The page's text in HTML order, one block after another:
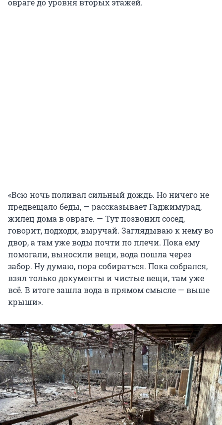
овраге до уровня вторых этажей.
«Всю ночь поливал сильный дождь. Но ничего не
предвещало беды, — рассказывает Гаджимурад,
жилец дома в овраге. — Тут позвонил сосед,
говорит, подходи, выручай. Заглядываю к нему во
двор, а там уже воды почти по плечи. Пока ему
помогали, выносили вещи, вода пошла через
забор. Ну думаю, пора собираться. Пока собрался,
взял только документы и чистые вещи, там уже
всё. В итоге зашла вода в прямом смысле — выше
крыши».